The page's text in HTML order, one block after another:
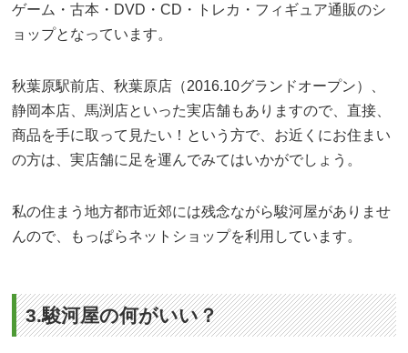
ゲーム・古本・DVD・CD・トレカ・フィギュア通販のシ
ョップとなっています。
秋葉原駅前店、秋葉原店（2016.10グランドオープン）、
静岡本店、馬渕店といった実店舗もありますので、直接、
商品を手に取って見たい！という方で、お近くにお住まい
の方は、実店舗に足を運んでみてはいかがでしょう。
私の住まう地方都市近郊には残念ながら駿河屋がありませ
んので、もっぱらネットショップを利用しています。
3.駿河屋の何がいい？